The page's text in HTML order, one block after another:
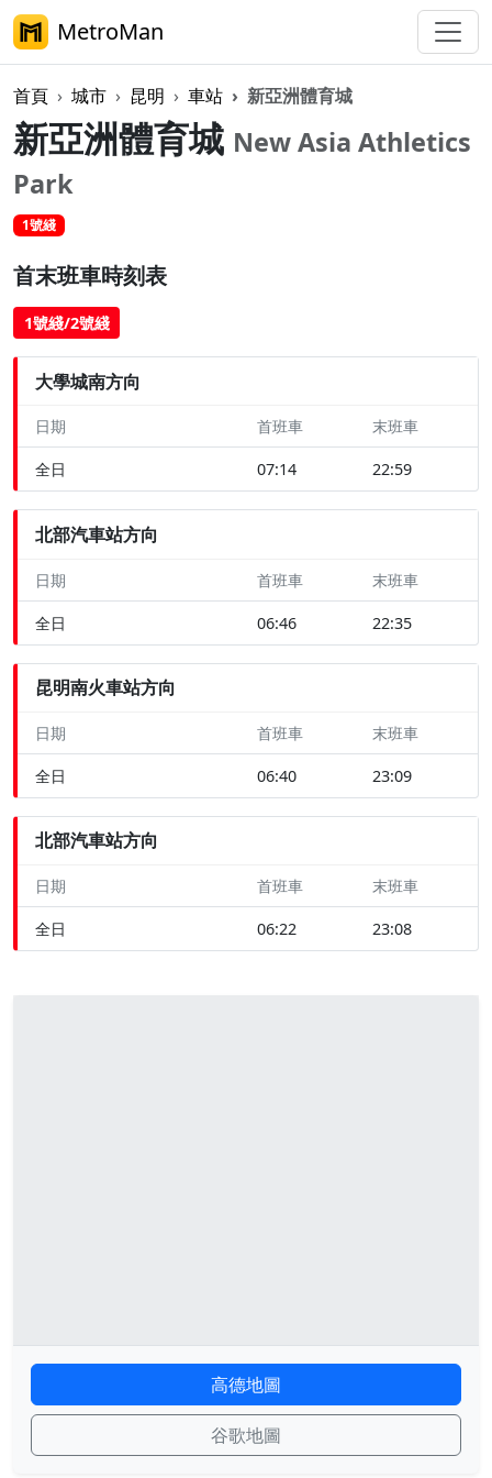
MetroMan
首頁 城市 昆明 車站 新亞洲體育城
新亞洲體育城 New Asia Athletics
Park
1號綫
首末班車時刻表
1號綫/2號綫
大學城南方向
日期 首班車 末班車
全日 07:14 22:59
北部汽車站方向
日期 首班車 末班車
全日 06:46 22:35
昆明南火車站方向
日期 首班車 末班車
全日 06:40 23:09
北部汽車站方向
日期 首班車 末班車
全日 06:22 23:08
高德地圖
谷歌地圖